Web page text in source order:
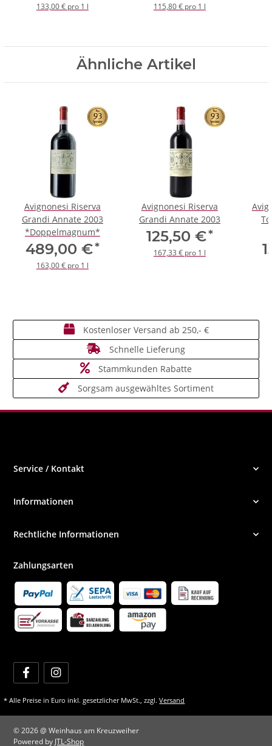
133,00 € pro 1 l 115,80 € pro 1 l
Ähnliche Artikel
Avignonesi Riserva
Grandi Annate 2003
*Doppelmagnum*
489,00 €*
163,00 € pro 1 l
Avignonesi Riserva
Grandi Annate 2003
125,50 €*
167,33 € pro 1 l
Kostenloser Versand ab 250,- €
Schnelle Lieferung
Stammkunden Rabatte
Sorgsam ausgewähltes Sortiment
Service / Kontakt
Informationen
Rechtliche Informationen
Zahlungsarten
* Alle Preise in Euro inkl. gesetzlicher MwSt., zzgl.Versand
© 2026 @ Weinhaus am Kreuzweiher
Powered by JTL-Shop